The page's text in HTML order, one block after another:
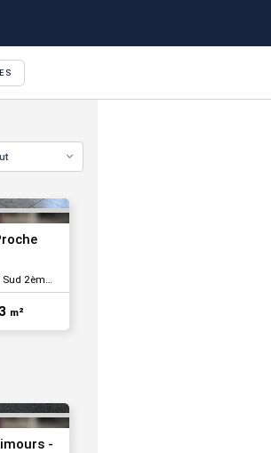
VOIR TOUTES LES PHOTOS
Couronne
m²
VOIR TOUTES LES PHOTOS
-
VOIR TOUTES LES PHOTOS